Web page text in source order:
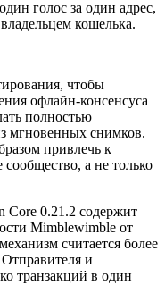
голос за один адрес,
кошелька.
чтобы
офлайн-консенсуса
полностью
мгновенных снимков.
привлечь к
а не только
Core 0.21.2 содержит
Mimblewimble от
считается более
и
транзакций в один